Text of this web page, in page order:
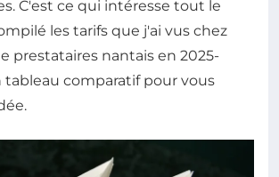
C'est ce qui intéresse tout le
les tarifs que j'ai vus chez
prestataires nantais en 2025-
tableau comparatif pour vous